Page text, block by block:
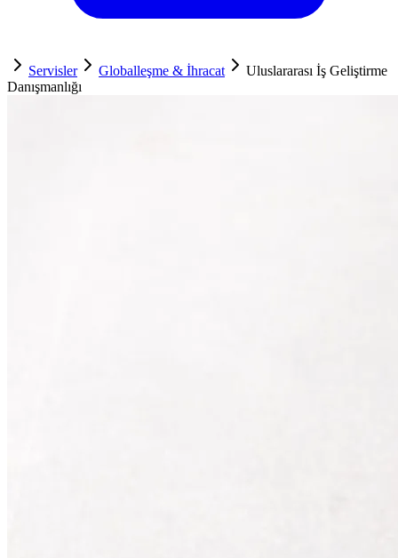
Servisler Globalleşme & İhracat
Uluslararası İş Geliştirme
Danışmanlığı